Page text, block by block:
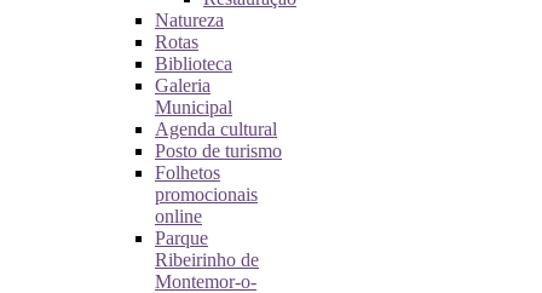
Natureza
Rotas
Biblioteca
Galeria
Municipal
Agenda cultural
Posto de turismo
Folhetos
promocionais
online
Parque
Ribeirinho de
Montemor-o-